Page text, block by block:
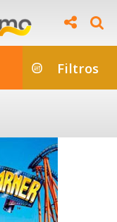
Filtros